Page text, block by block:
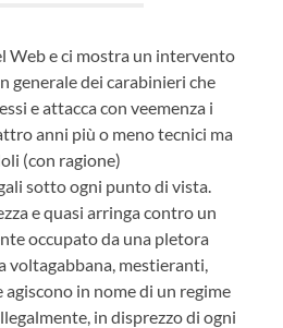
Web e ci mostra un intervento
generale dei carabinieri che
e attacca con veemenza i
anni più o meno tecnici ma
(con ragione)
sotto ogni punto di vista.
e quasi arringa contro un
occupato da una pletora
voltagabbana, mestieranti,
in nome di un regime
in disprezzo di ogni